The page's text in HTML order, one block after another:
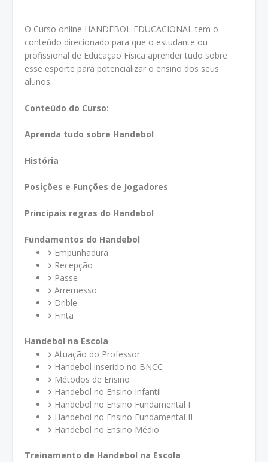
O Curso online HANDEBOL EDUCACIONAL tem o
conteúdo direcionado para que o estudante ou
profissional de Educação Física aprender tudo sobre
esse esporte para potencializar o ensino dos seus
alunos.
Conteúdo do Curso:
Aprenda tudo sobre Handebol
História
Posições e Funções de Jogadores
Principais regras do Handebol
Fundamentos do Handebol
Empunhadura
Recepção
Passe
Arremesso
Drible
Finta
Handebol na Escola
Atuação do Professor
Handebol inserido no BNCC
Métodos de Ensino
Handebol no Ensino Infantil
Handebol no Ensino Fundamental I
Handebol no Ensino Fundamental II
Handebol no Ensino Médio
Treinamento de Handebol na Escola